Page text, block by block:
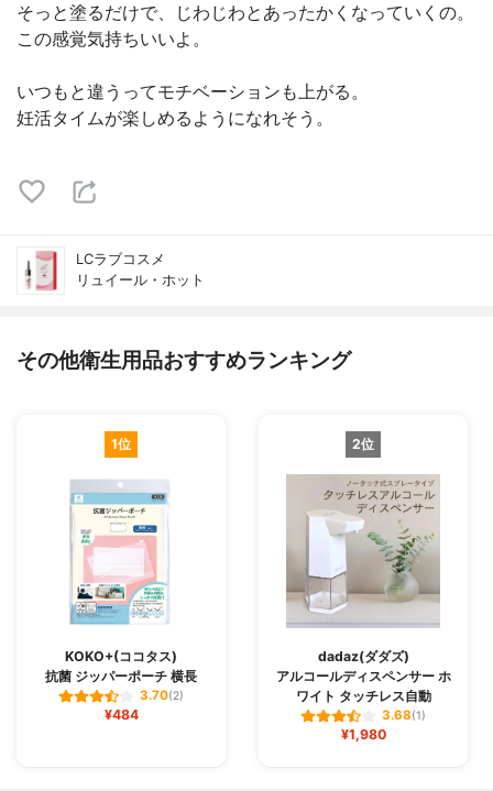
そっと塗るだけで、じわじわとあったかくなっていくの。
この感覚気持ちいいよ。
いつもと違うってモチベーションも上がる。
妊活タイムが楽しめるようになれそう。
LCラブコスメ
リュイール・ホット
その他衛生用品おすすめランキング
1位
KOKO+(ココタス)
抗菌 ジッパーポーチ 横長
3.70(2)
¥484
2位
dadaz(ダダズ)
アルコールディスペンサー ホ
ワイト タッチレス自動
3.68(1)
¥1,980